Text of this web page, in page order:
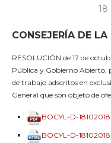
18
CONSEJERÍA DE LA
RESOLUCIÓN de 17 de
Pública y Gobierno Abierto,
de trabajo adscritos en
General que son objeto de
BOCYL-D-
BOCYL-D-